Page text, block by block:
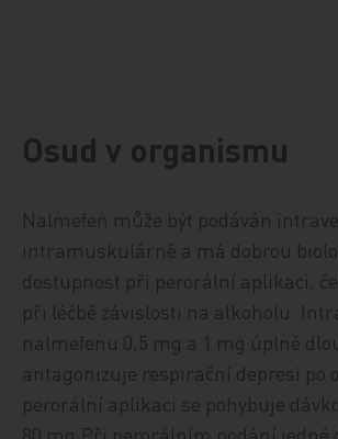
Osud v organismu
Nalmefen může být podáván
intramuskulárně a má dobrou
dostupnost při perorální aplikaci,
při léčbě závislosti na alkoholu.
nalmefenu 0,5 mg a 1 mg úplně
antagonizuje respirační depresi po
perorální aplikaci se pohybuje